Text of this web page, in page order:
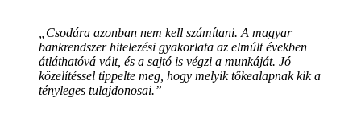
„Csodára azonban nem kell számítani. A magyar
bankrendszer hitelezési gyakorlata az elmúlt években
átláthatóvá vált, és a sajtó is végzi a munkáját. Jó
közelítéssel tippelte meg, hogy melyik tőkealapnak kik a
tényleges tulajdonosai.”